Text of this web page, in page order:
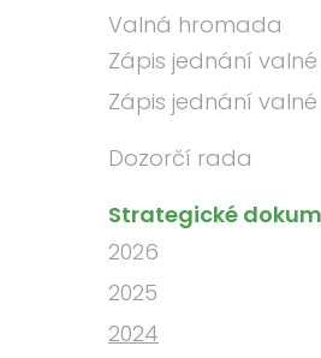
Valná hromada
Zápis jednání
Zápis jednání
Dozorčí rada
Strategické
2026
2025
2024